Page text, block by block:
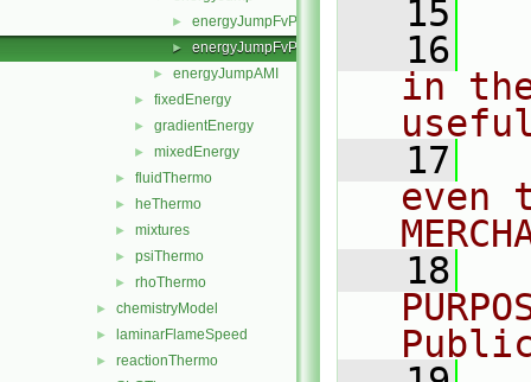
► energyJumpFvPatchScalarField.C
► energyJumpFvPatchScalarField.H
► energyJumpAMI
► fixedEnergy
► gradientEnergy
► mixedEnergy
► fluidThermo
► heThermo
► mixtures
► psiThermo
► rhoThermo
► chemistryModel
► laminarFlameSpeed
► reactionThermo
   15
   16
in
   17
even
   18